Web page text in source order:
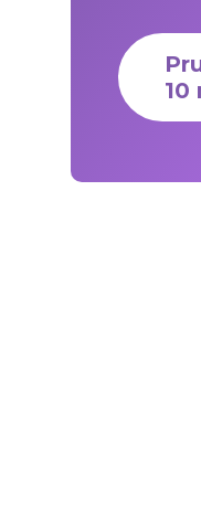
10